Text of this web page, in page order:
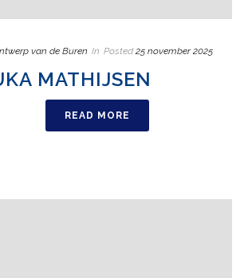
van de Buren In Posted 25 november 2025
MATHIJSEN
READ MORE